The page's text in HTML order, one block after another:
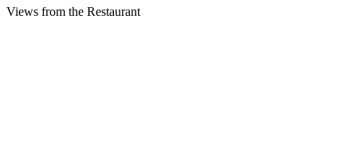
Views from the Restaurant